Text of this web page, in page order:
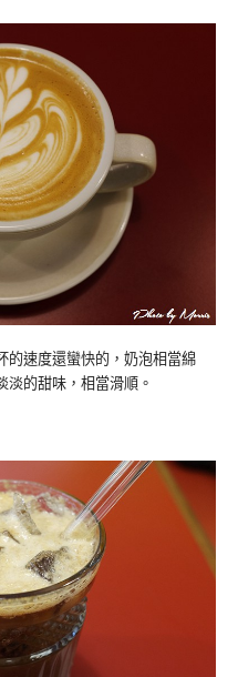
的速度還蠻快的，奶泡相當綿
的甜味，相當滑順。